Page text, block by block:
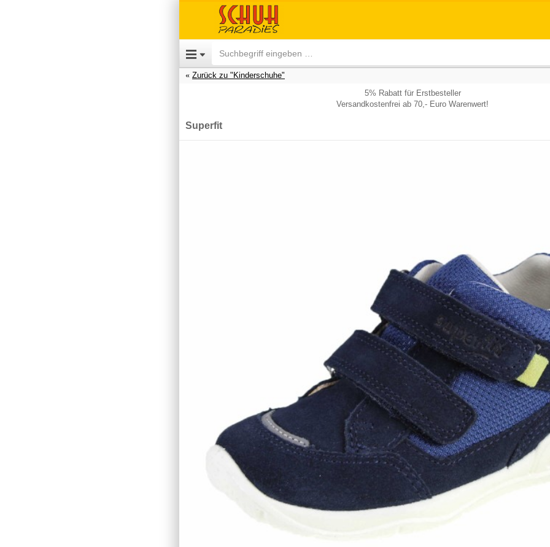
Zurück zu "Kinderschuhe"
5% Rabatt für Erstbesteller
Versandkostenfrei ab 70,- Euro Warenwert!
Superfit